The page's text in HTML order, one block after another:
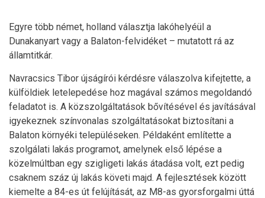
Egyre több német, holland választja lakóhelyéül a
Dunakanyart vagy a Balaton-felvidéket – mutatott rá az
államtitkár.
Navracsics Tibor újságírói kérdésre válaszolva kifejtette, a
külföldiek letelepedése hoz magával számos megoldandó
feladatot is. A közszolgáltatások bővítésével és javításával
igyekeznek színvonalas szolgáltatásokat biztosítani a
Balaton környéki településeken. Példaként említette a
szolgálati lakás programot, amelynek első lépése a
közelmúltban egy szigligeti lakás átadása volt, ezt pedig
csaknem száz új lakás követi majd. A fejlesztések között
kiemelte a 84-es út felújítását, az M8-as gyorsforgalmi úttá